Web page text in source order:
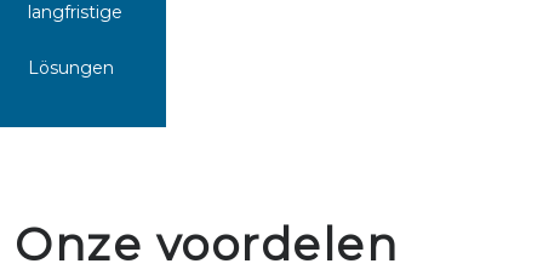
langfristige
Lösungen
Onze voordelen